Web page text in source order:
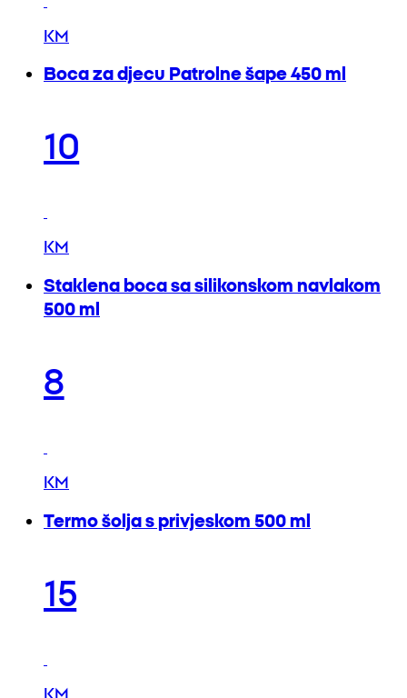
KM
Boca za djecu Patrolne šape 450 ml
10
KM
Staklena boca sa silikonskom navlakom
500 ml
8
KM
Termo šolja s privjeskom 500 ml
15
KM